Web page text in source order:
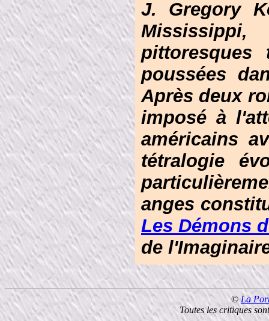
J. Gregory
poussées
Après deux
imposé à
américains
tétralogie
anges
Les Démons
de
© La
Toutes les critiques